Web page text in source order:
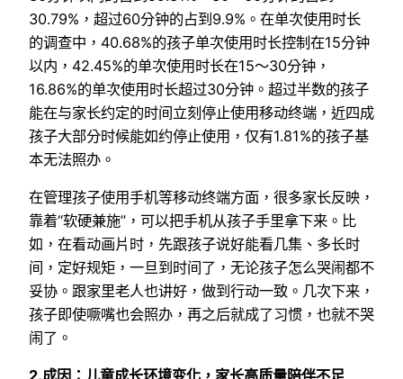
30.79%，超过60分钟的占到9.9%。在单次使用时长
的调查中，40.68%的孩子单次使用时长控制在15分钟
以内，42.45%的单次使用时长在15～30分钟，
16.86%的单次使用时长超过30分钟。超过半数的孩子
能在与家长约定的时间立刻停止使用移动终端，近四成
孩子大部分时候能如约停止使用，仅有1.81%的孩子基
本无法照办。
在管理孩子使用手机等移动终端方面，很多家长反映，
靠着“软硬兼施”，可以把手机从孩子手里拿下来。比
如，在看动画片时，先跟孩子说好能看几集、多长时
间，定好规矩，一旦到时间了，无论孩子怎么哭闹都不
妥协。跟家里老人也讲好，做到行动一致。几次下来，
孩子即使噘嘴也会照办，再之后就成了习惯，也就不哭
闹了。